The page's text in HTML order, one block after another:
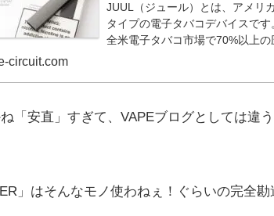
JUUL（ジュール）とは、アメリ
タイプの電子タバコデバイスで
全米電子タバコ市場で70%以上の
circuit.com
「安直」すぎて、VAPEブログとしては違
」はそんなモノ使わねぇ！ぐらいの完全勘